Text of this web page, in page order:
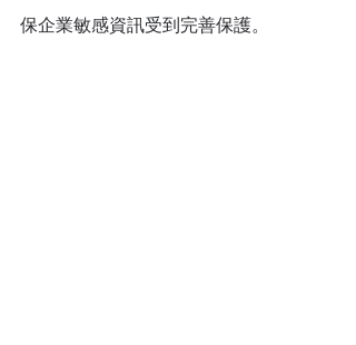
保企業敏感資訊受到完善保護。